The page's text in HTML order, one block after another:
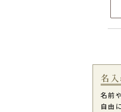
名
名前
自由